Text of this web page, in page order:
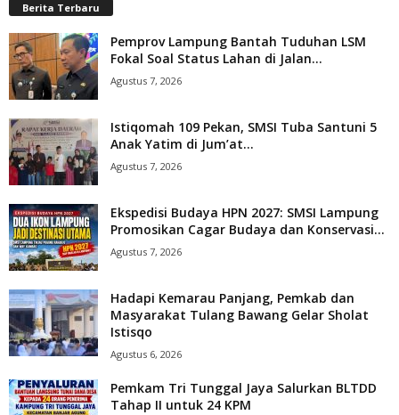
Berita Terbaru
Pemprov Lampung Bantah Tuduhan LSM
Fokal Soal Status Lahan di Jalan...
Agustus 7, 2026
Istiqomah 109 Pekan, SMSI Tuba Santuni 5
Anak Yatim di Jum’at...
Agustus 7, 2026
Ekspedisi Budaya HPN 2027: SMSI Lampung
Promosikan Cagar Budaya dan Konservasi...
Agustus 7, 2026
Hadapi Kemarau Panjang, Pemkab dan
Masyarakat Tulang Bawang Gelar Sholat
Istisqo
Agustus 6, 2026
Pemkam Tri Tunggal Jaya Salurkan BLTDD
Tahap II untuk 24 KPM